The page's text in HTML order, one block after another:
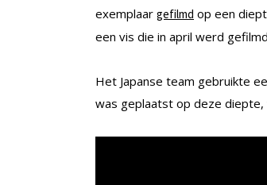
exemplaar gefilmd op een
een vis die in april werd
Het Japanse team gebruikte
was geplaatst op deze diepte,